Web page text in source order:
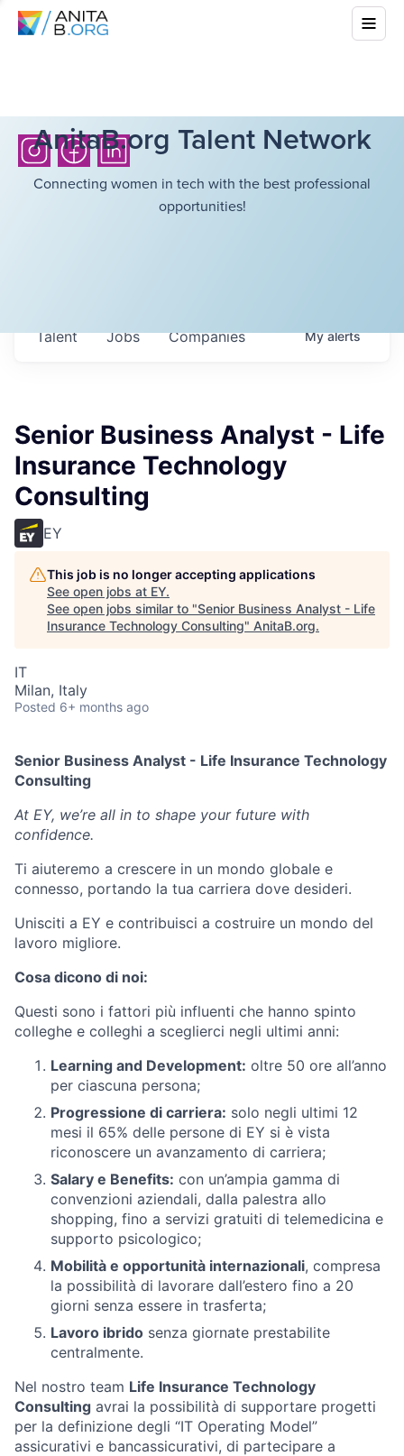
AnitaB.org Talent Network
Connecting women in tech with the best professional
opportunities!
Jobs Companies
Talent Myalerts
Senior Business Analyst - Life
Insurance Technology
Consulting
EY
This job is no longer accepting applications
See open jobs at EY.
See open jobs similar to "Senior Business Analyst - Life
Insurance Technology Consulting" AnitaB.org.
IT
Milan, Italy
Posted 6+ months ago
Senior Business Analyst - Life Insurance Technology
Consulting
At EY, we’re all in to shape your future with
confidence.
Ti aiuteremo a crescere in un mondo globale e
connesso, portando la tua carriera dove desideri.
Unisciti a EY e contribuisci a costruire un mondo del
lavoro migliore.
Cosa dicono di noi:
Questi sono i fattori più influenti che hanno spinto
colleghe e colleghi a sceglierci negli ultimi anni:
Learning and Development: oltre 50 ore all’anno
per ciascuna persona;
Progressione di carriera: solo negli ultimi 12
mesi il 65% delle persone di EY si è vista
riconoscere un avanzamento di carriera;
Salary e Benefits: con un’ampia gamma di
convenzioni aziendali, dalla palestra allo
shopping, fino a servizi gratuiti di telemedicina e
supporto psicologico;
Mobilità e opportunità internazionali, compresa
la possibilità di lavorare dall’estero fino a 20
giorni senza essere in trasferta;
Lavoro ibrido senza giornate prestabilite
centralmente.
Nel nostro team Life Insurance Technology
Consulting avrai la possibilità di supportare progetti
per la definizione degli “IT Operating Model”
assicurativi e bancassicurativi, di partecipare a